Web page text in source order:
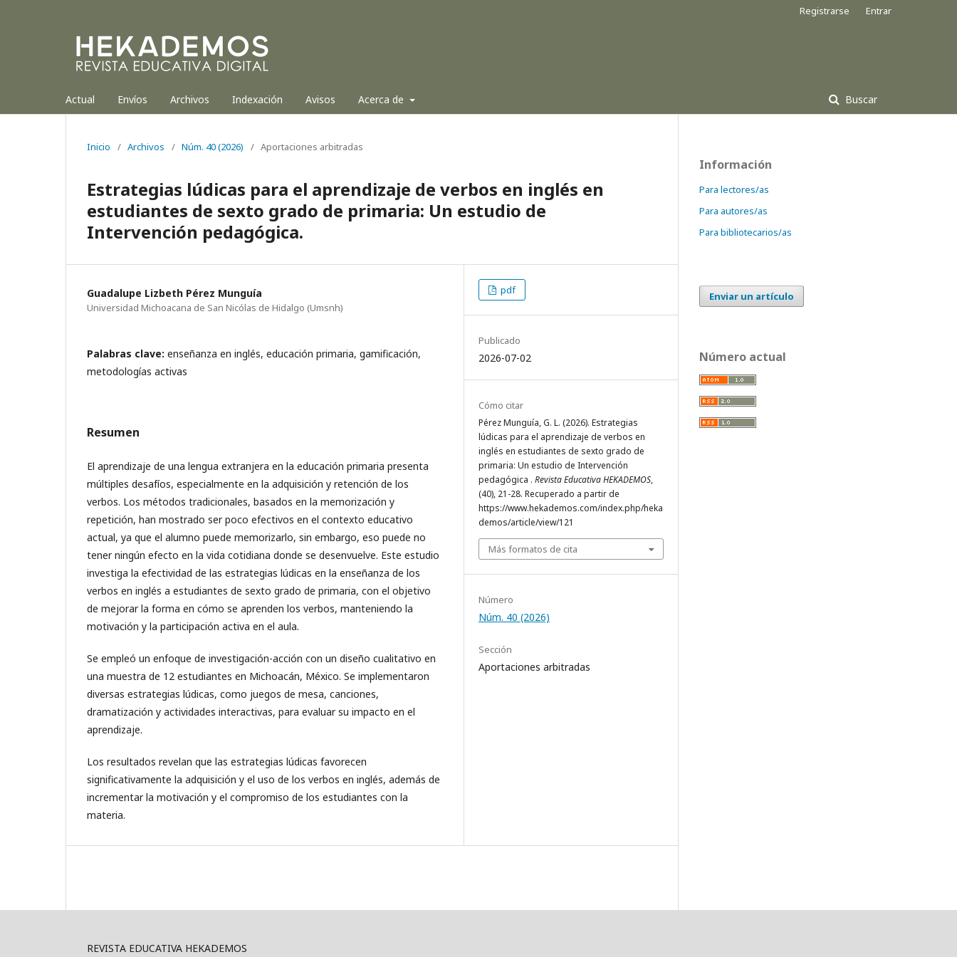
Actual Envíos Archivos Indexación Avisos Acerca de Buscar
Registrarse Entrar
Inicio / Archivos / Núm. 40 (2026) / Aportaciones arbitradas
Estrategias lúdicas para el aprendizaje de verbos en inglés en
estudiantes de sexto grado de primaria: Un estudio de
Intervención pedagógica.
Guadalupe Lizbeth Pérez Munguía
Universidad Michoacana de San Nicólas de Hidalgo (Umsnh)
Palabras clave: enseñanza en inglés, educación primaria, gamificación,
metodologías activas
Resumen
El aprendizaje de una lengua extranjera en la educación primaria presenta
múltiples desafíos, especialmente en la adquisición y retención de los
verbos. Los métodos tradicionales, basados en la memorización y
repetición, han mostrado ser poco efectivos en el contexto educativo
actual, ya que el alumno puede memorizarlo, sin embargo, eso puede no
tener ningún efecto en la vida cotidiana donde se desenvuelve. Este estudio
investiga la efectividad de las estrategias lúdicas en la enseñanza de los
verbos en inglés a estudiantes de sexto grado de primaria, con el objetivo
de mejorar la forma en cómo se aprenden los verbos, manteniendo la
motivación y la participación activa en el aula.
Se empleó un enfoque de investigación-acción con un diseño cualitativo en
una muestra de 12 estudiantes en Michoacán, México. Se implementaron
diversas estrategias lúdicas, como juegos de mesa, canciones,
dramatización y actividades interactivas, para evaluar su impacto en el
aprendizaje.
Los resultados revelan que las estrategias lúdicas favorecen
significativamente la adquisición y el uso de los verbos en inglés, además de
incrementar la motivación y el compromiso de los estudiantes con la
materia.
pdf
Publicado
2026-07-02
Cómo citar
Pérez Munguía, G. L. (2026). Estrategias
lúdicas para el aprendizaje de verbos en
inglés en estudiantes de sexto grado de
primaria: Un estudio de Intervención
pedagógica . Revista Educativa HEKADEMOS,
(40), 21-28. Recuperado a partir de
https://www.hekademos.com/index.php/heka
demos/article/view/121
Más formatos de cita
Número
Núm. 40 (2026)
Sección
Aportaciones arbitradas
Información
Para lectores/as
Para autores/as
Para bibliotecarios/as
Enviar un artículo
Número actual
REVISTA EDUCATIVA HEKADEMOS